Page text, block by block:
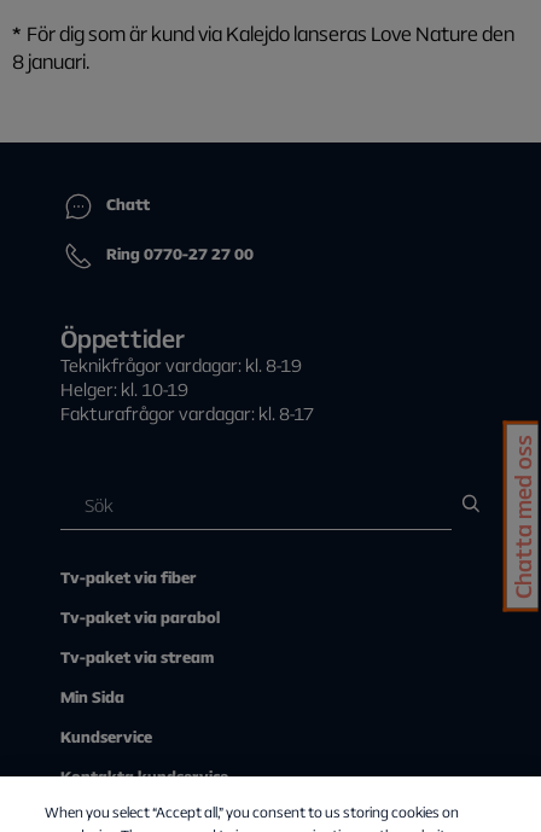
* För dig som är kund via Kalejdo lanseras Love Nature den
8 januari.
Chatt
Ring 0770-27 27 00
Öppettider
Teknikfrågor vardagar: kl. 8-19
Helger: kl. 10-19
Fakturafrågor vardagar: kl. 8-17
Tv-paket via fiber
Tv-paket via parabol
Tv-paket via stream
Min Sida
Kundservice
Kontakta kundservice
Om Allente
Chatta med oss
When you select “Accept all,” you consent to us storing cookies on